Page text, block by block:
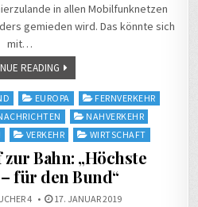
in allen Mobilfunknetzen
gemieden wird. Das könnte sich
mit…
READING
EUROPA
FERNVERKEHR
NAHVERKEHR
VERKEHR WIRTSCHAFT
Bahn: „Höchste
für den Bund“
4 17. JANUAR 2019